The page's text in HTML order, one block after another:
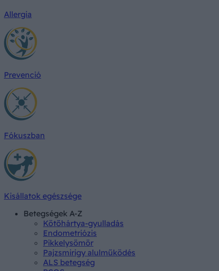
Allergia
Prevenció
Fókuszban
Kisállatok egészsége
Betegségek A-Z
Kötőhártya-gyulladás
Endometriózis
Pikkelysömör
Pajzsmirigy alulműködés
ALS betegség